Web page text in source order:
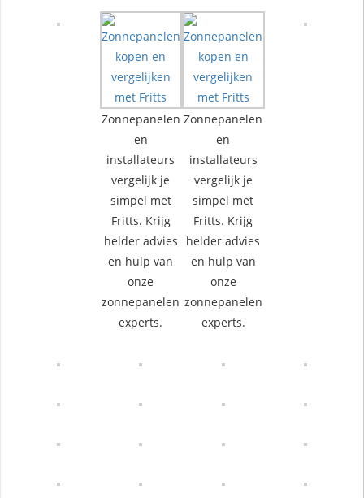
Zonnepanelen
en
installateurs
vergelijk je
simpel met
Fritts. Krijg
helder advies
en hulp van
onze
zonnepanelen
experts.
Zonnepanelen
en
installateurs
vergelijk je
simpel met
Fritts. Krijg
helder advies
en hulp van
onze
zonnepanelen
experts.